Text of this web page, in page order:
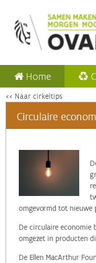
Home
<< Naar cirkeltips
Circulaire
omgevormd tot nieuwe
De circulaire economie
omgezet in producten
De Ellen MacArthur